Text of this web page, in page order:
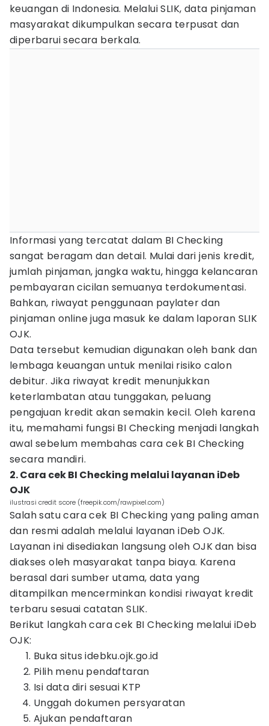
keuangan di Indonesia. Melalui SLIK, data pinjaman
masyarakat dikumpulkan secara terpusat dan
diperbarui secara berkala.
Informasi yang tercatat dalam BI Checking
sangat beragam dan detail. Mulai dari jenis kredit,
jumlah pinjaman, jangka waktu, hingga kelancaran
pembayaran cicilan semuanya terdokumentasi.
Bahkan, riwayat penggunaan paylater dan
pinjaman online juga masuk ke dalam laporan SLIK
OJK.
Data tersebut kemudian digunakan oleh bank dan
lembaga keuangan untuk menilai risiko calon
debitur. Jika riwayat kredit menunjukkan
keterlambatan atau tunggakan, peluang
pengajuan kredit akan semakin kecil. Oleh karena
itu, memahami fungsi BI Checking menjadi langkah
awal sebelum membahas cara cek BI Checking
secara mandiri.
2. Cara cek BI Checking melalui layanan iDeb
OJK
ilustrasi credit score (freepik.com/rawpixel.com)
Salah satu cara cek BI Checking yang paling aman
dan resmi adalah melalui layanan iDeb OJK.
Layanan ini disediakan langsung oleh OJK dan bisa
diakses oleh masyarakat tanpa biaya. Karena
berasal dari sumber utama, data yang
ditampilkan mencerminkan kondisi riwayat kredit
terbaru sesuai catatan SLIK.
Berikut langkah cara cek BI Checking melalui iDeb
OJK:
Buka situs idebku.ojk.go.id
Pilih menu pendaftaran
Isi data diri sesuai KTP
Unggah dokumen persyaratan
Ajukan pendaftaran